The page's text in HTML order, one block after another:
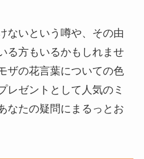
ないという噂や、その由
る方もいるかもしれませ
ザの花言葉についての色
レゼントとして人気のミ
なたの疑問にまるっとお